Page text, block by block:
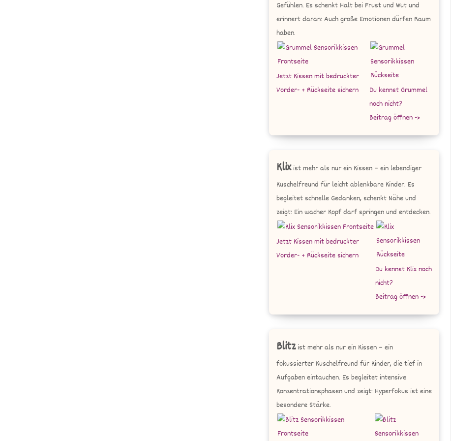
Gefühlen. Es schenkt Halt bei Frust und Wut und
erinnert daran: Auch große Emotionen dürfen Raum
haben.
Jetzt Kissen mit bedruckter
Vorder- + Rückseite sichern
Du kennst Grummel
noch nicht?
Beitrag öffnen ->
Klixist mehr als nur ein Kissen – ein lebendiger
Kuschelfreund für leicht ablenkbare Kinder. Es
begleitet schnelle Gedanken, schenkt Nähe und
zeigt: Ein wacher Kopf darf springen und entdecken.
Jetzt Kissen mit bedruckter
Vorder- + Rückseite sichern
Du kennst Klix noch
nicht?
Beitrag öffnen ->
Blitzist mehr als nur ein Kissen – ein
fokussierter Kuschelfreund für Kinder, die tief in
Aufgaben eintauchen. Es begleitet intensive
Konzentrationsphasen und zeigt: Hyperfokus ist eine
besondere Stärke.